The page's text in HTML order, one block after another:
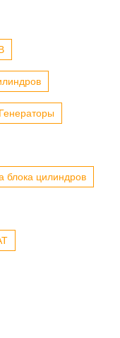
Генераторы
блока цилиндров